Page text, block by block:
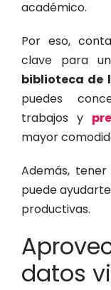
académico.
Por eso,
clave para
biblioteca de
puedes
trabajos y
mayor
Además,
puede
productivas.
datos